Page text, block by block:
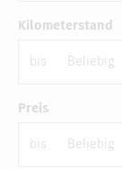
Kilometerstand
bis
Preis
bis